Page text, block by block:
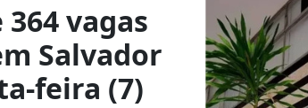
vagas
Salvador
feira (7)